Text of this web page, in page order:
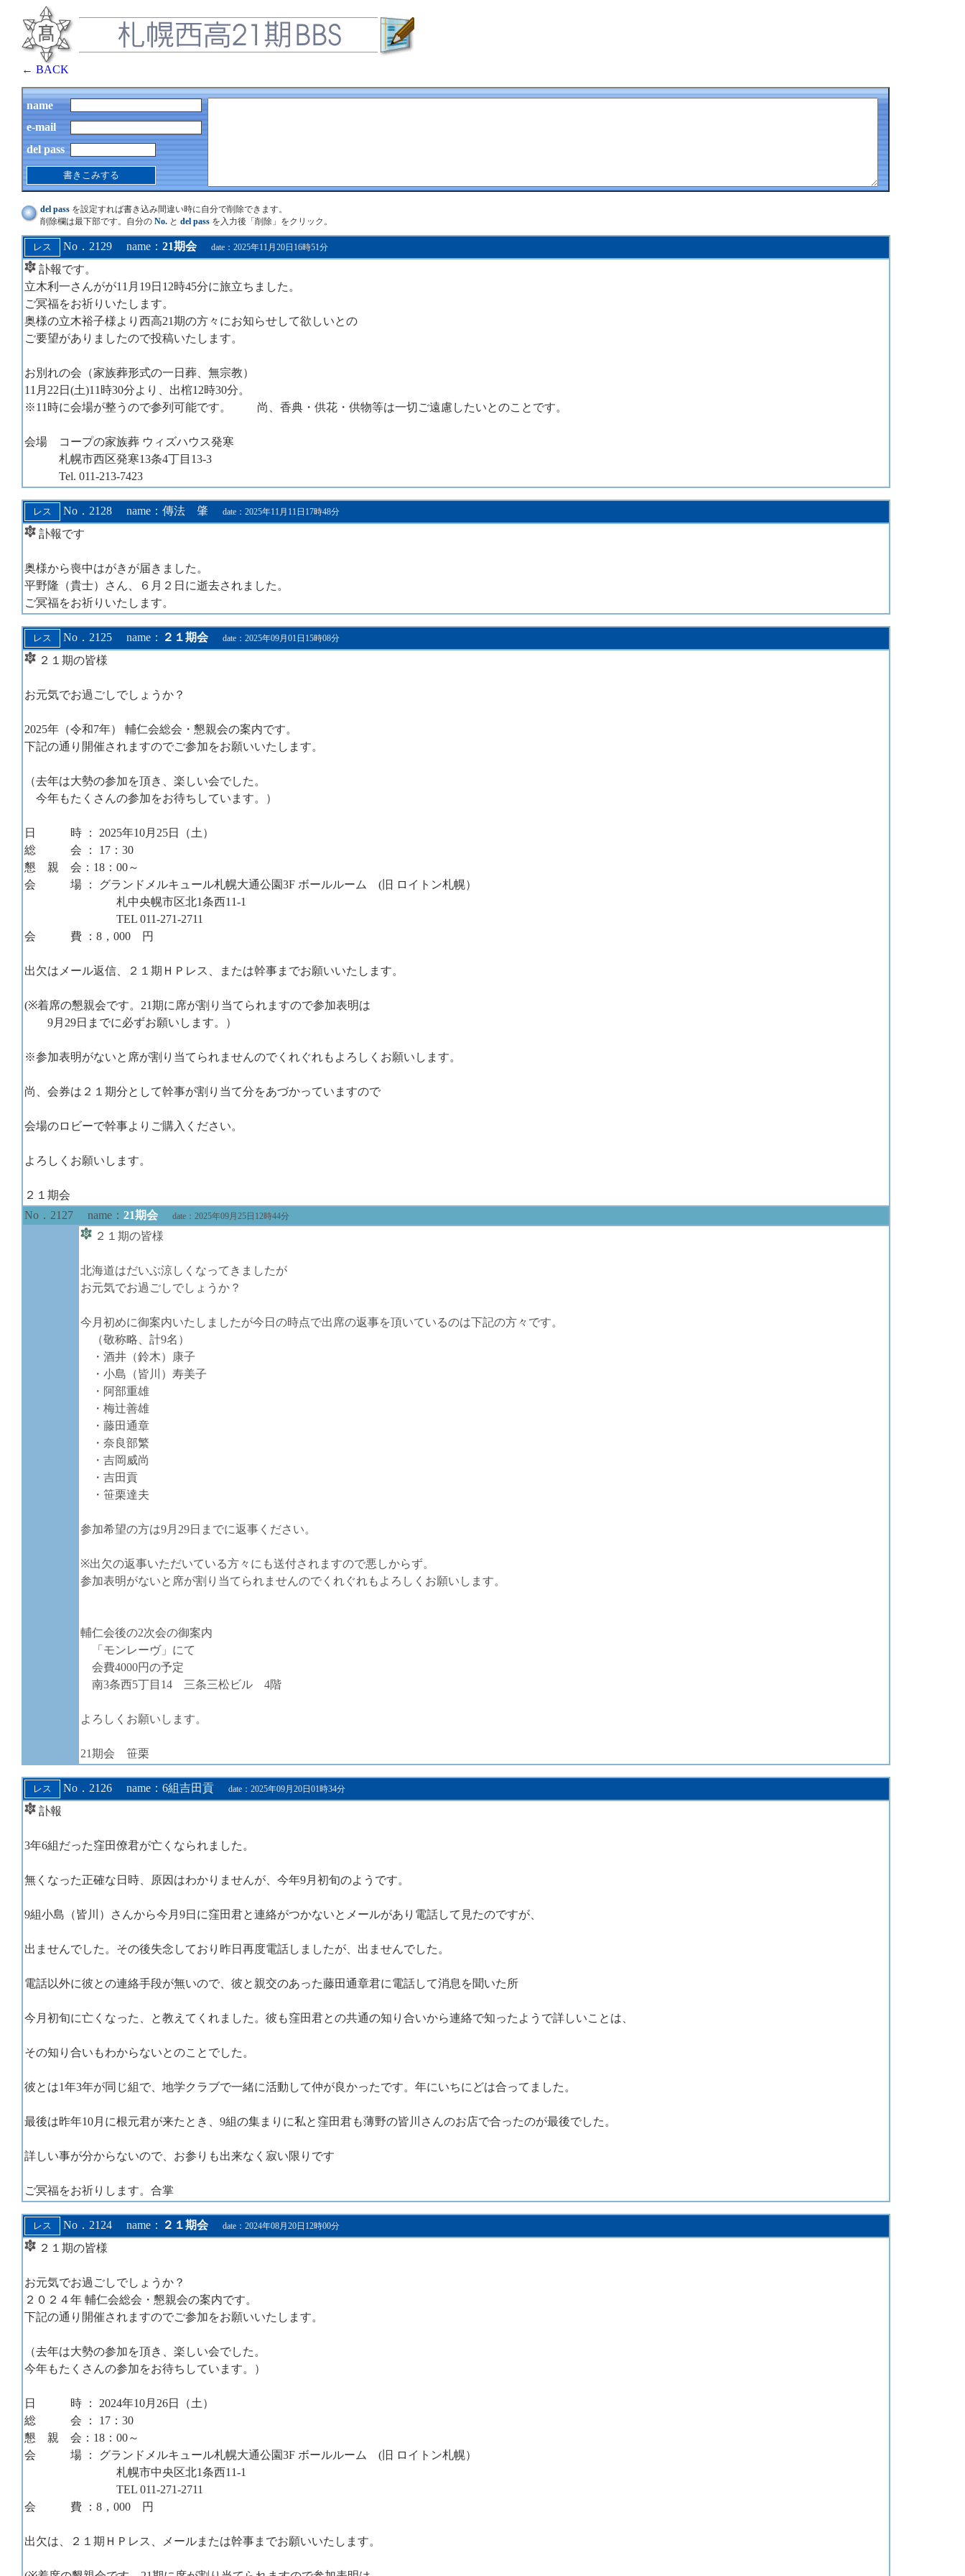
← BACK
name
e-mail
del pass
del pass を設定すれば書き込み間違い時に自分で削除できます。
削除欄は最下部です。自分の No. と del pass を入力後「削除」をクリック。
No．2129 name： 21期会 date：2025年11月20日16時51分
訃報です。
立木利一さんがが11月19日12時45分に旅立ちました。
ご冥福をお祈りいたします。
奥様の立木裕子様より西高21期の方々にお知らせして欲しいとの
ご要望がありましたので投稿いたします。
お別れの会（家族葬形式の一日葬、無宗教）
11月22日(土)11時30分より、出棺12時30分。
※11時に会場が整うので参列可能です。 尚、香典・供花・供物等は一切ご遠慮したいとのことです。
会場 コープの家族葬 ウィズハウス発寒
札幌市西区発寒13条4丁目13-3
Tel. 011-213-7423
No．2128 name：傳法 肇 date：2025年11月11日17時48分
訃報です
奥様から喪中はがきが届きました。
平野隆（貴士）さん、６月２日に逝去されました。
ご冥福をお祈りいたします。
No．2125 name： ２１期会 date：2025年09月01日15時08分
２１期の皆様
お元気でお過ごしでしょうか？
2025年（令和7年） 輔仁会総会・懇親会の案内です。
下記の通り開催されますのでご参加をお願いいたします。
（去年は大勢の参加を頂き、楽しい会でした。
今年もたくさんの参加をお待ちしています。）
日 時 ： 2025年10月25日（土）
総 会 ： 17：30
懇 親 会：18：00～
会 場 ： グランドメルキュール札幌大通公園3F ボールルーム (旧 ロイトン札幌）
札中央幌市区北1条西11-1
TEL 011-271-2711
会 費 ：8，000 円
出欠はメール返信、２１期ＨＰレス、または幹事までお願いいたします。
(※着席の懇親会です。21期に席が割り当てられますので参加表明は
9月29日までに必ずお願いします。）
※参加表明がないと席が割り当てられませんのでくれぐれもよろしくお願いします。
尚、会券は２１期分として幹事が割り当て分をあづかっていますので
会場のロビーで幹事よりご購入ください。
よろしくお願いします。
２１期会
No．2127 name： 21期会 date：2025年09月25日12時44分
２１期の皆様
北海道はだいぶ涼しくなってきましたが
お元気でお過ごしでしょうか？
今月初めに御案内いたしましたが今日の時点で出席の返事を頂いているのは下記の方々です。
（敬称略、計9名）
・酒井（鈴木）康子
・小島（皆川）寿美子
・阿部重雄
・梅辻善雄
・藤田通章
・奈良部繁
・吉岡威尚
・吉田貢
・笹栗達夫
参加希望の方は9月29日までに返事ください。
※出欠の返事いただいている方々にも送付されますので悪しからず。
参加表明がないと席が割り当てられませんのでくれぐれもよろしくお願いします。
輔仁会後の2次会の御案内
「モンレーヴ」にて
会費4000円の予定
南3条西5丁目14 三条三松ビル 4階
よろしくお願いします。
21期会 笹栗
No．2126 name：6組吉田貢 date：2025年09月20日01時34分
訃報
3年6組だった窪田僚君が亡くなられました。
無くなった正確な日時、原因はわかりませんが、今年9月初旬のようです。
9組小島（皆川）さんから今月9日に窪田君と連絡がつかないとメールがあり電話して見たのですが、
出ませんでした。その後失念しており昨日再度電話しましたが、出ませんでした。
電話以外に彼との連絡手段が無いので、彼と親交のあった藤田通章君に電話して消息を聞いた所
今月初旬に亡くなった、と教えてくれました。彼も窪田君との共通の知り合いから連絡で知ったようで詳しいことは、
その知り合いもわからないとのことでした。
彼とは1年3年が同じ組で、地学クラブで一緒に活動して仲が良かったです。年にいちにどは合ってました。
最後は昨年10月に根元君が来たとき、9組の集まりに私と窪田君も薄野の皆川さんのお店で合ったのが最後でした。
詳しい事が分からないので、お参りも出来なく寂い限りです
ご冥福をお祈りします。合掌
No．2124 name： ２１期会 date：2024年08月20日12時00分
２１期の皆様
お元気でお過ごしでしょうか？
２０２４年 輔仁会総会・懇親会の案内です。
下記の通り開催されますのでご参加をお願いいたします。
（去年は大勢の参加を頂き、楽しい会でした。
今年もたくさんの参加をお待ちしています。）
日 時 ： 2024年10月26日（土）
総 会 ： 17：30
懇 親 会：18：00～
会 場 ： グランドメルキュール札幌大通公園3F ボールルーム (旧 ロイトン札幌）
札幌市中央区北1条西11-1
TEL 011-271-2711
会 費 ：8，000 円
出欠は、２１期ＨＰレス、メールまたは幹事までお願いいたします。